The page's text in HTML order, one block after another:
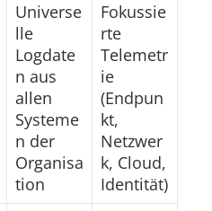
Universe
lle
Logdate
n aus
allen
Systeme
n der
Organisa
tion
Fokussie
rte
Telemetr
ie
(Endpun
kt,
Netzwer
k, Cloud,
Identität)